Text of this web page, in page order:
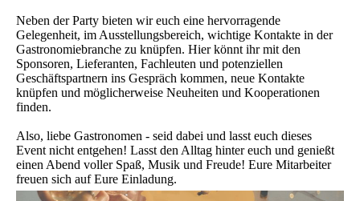
Neben der Party bieten wir euch eine hervorragende
Gelegenheit, im Ausstellungsbereich, wichtige Kontakte in der
Gastronomiebranche zu knüpfen. Hier könnt ihr mit den
Sponsoren, Lieferanten, Fachleuten und potenziellen
Geschäftspartnern ins Gespräch kommen, neue Kontakte
knüpfen und möglicherweise Neuheiten und Kooperationen
finden.
Also, liebe Gastronomen - seid dabei und lasst euch dieses
Event nicht entgehen! Lasst den Alltag hinter euch und genießt
einen Abend voller Spaß, Musik und Freude! Eure Mitarbeiter
freuen sich auf Eure Einladung.